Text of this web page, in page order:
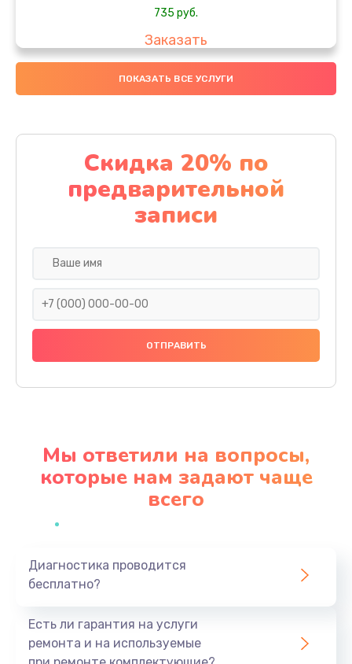
735 руб.
Заказать
Восстановление OS телефона
Восстановление загрузчика телефона
935 руб.
Заказать
Заказать
Сохранение данных телефона
1535 руб.
Заказать
735 руб.
Заказать
Заказать
735 руб.
Заказать
ПОКАЗАТЬ ВСЕ УСЛУГИ
Скидка 20% по
предварительной
записи
Мы ответили на вопросы,
которые нам задают чаще
всего
Диагностика проводится
бесплатно?
Есть ли гарантия на услуги
ремонта и на используемые